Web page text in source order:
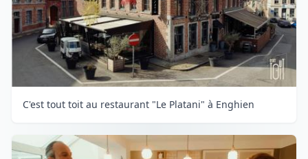
C'est tout toit au restaurant "Le Platani" à Enghien